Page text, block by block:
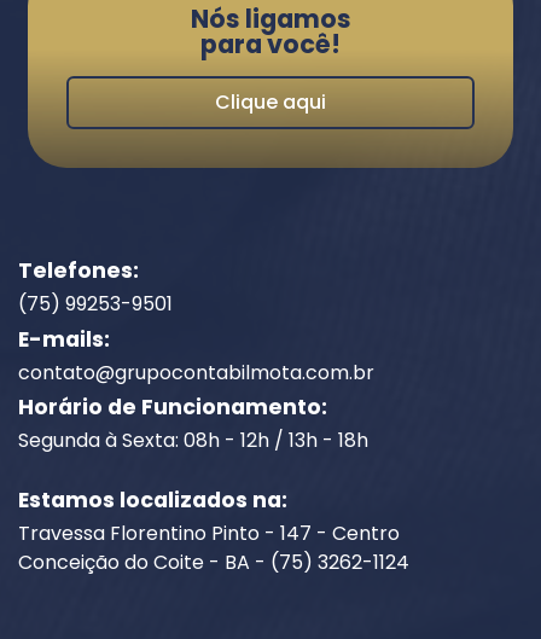
Nós ligamos
para você!
Clique aqui
Telefones:
(75) 99253-9501
E-mails:
contato@grupocontabilmota.com.br
Horário de Funcionamento:
Segunda à Sexta: 08h - 12h / 13h - 18h
Estamos localizados na:
Travessa Florentino Pinto - 147 - Centro
Conceição do Coite - BA - (75) 3262-1124